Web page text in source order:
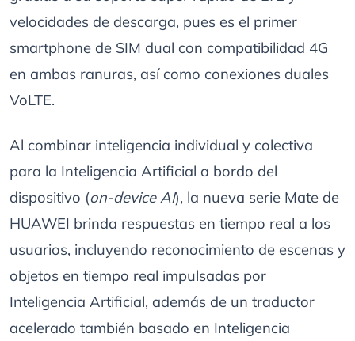
velocidades de descarga, pues es el primer
smartphone de SIM dual con compatibilidad 4G
en ambas ranuras, así como conexiones duales
VoLTE.
Al combinar inteligencia individual y colectiva
para la Inteligencia Artificial a bordo del
dispositivo (on-device AI), la nueva serie Mate de
HUAWEI brinda respuestas en tiempo real a los
usuarios, incluyendo reconocimiento de escenas y
objetos en tiempo real impulsadas por
Inteligencia Artificial, además de un traductor
acelerado también basado en Inteligencia